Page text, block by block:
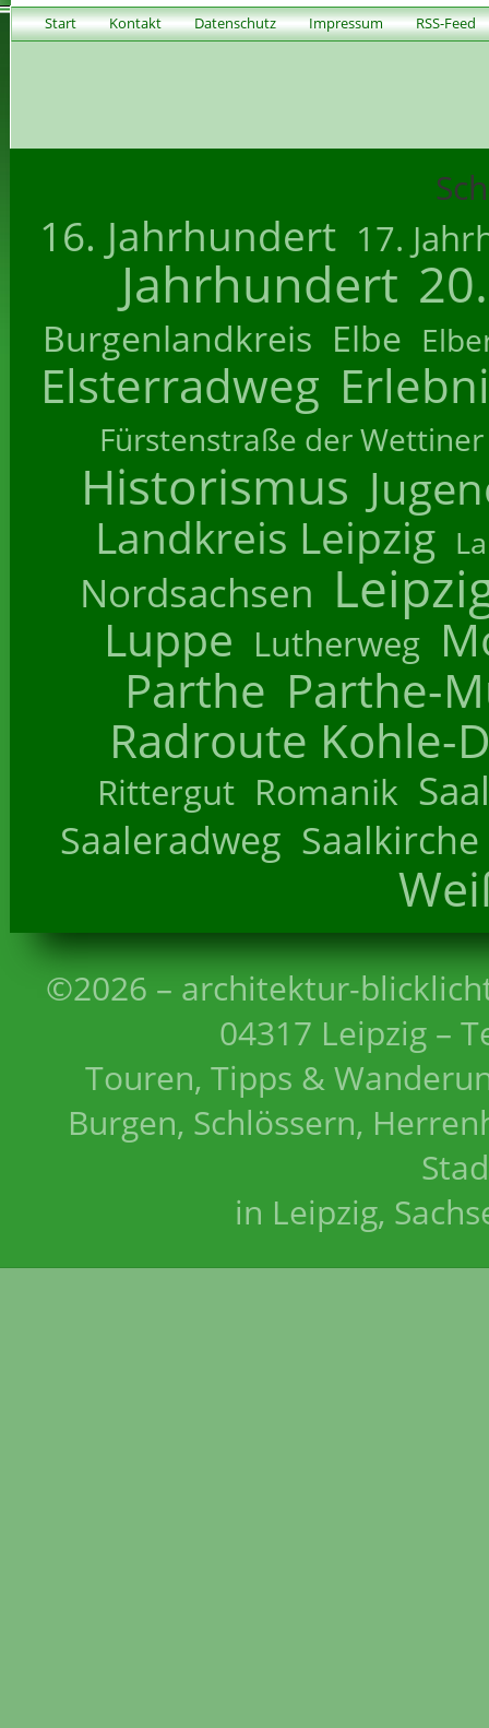
Start Kontakt Datenschutz Impressum RSS-Feed
16. Jahrhundert 17.
Jahrhundert
Burgenlandkreis Elbe
Elsterradweg
Fürstenstraße der Wettiner
Historismus
Landkreis Leipzig
Nordsachsen
Luppe Lutherweg
Parthe Parthe-
Radroute Kohle-
Rittergut Romanik
Saaleradweg Saalkirche
©2026 – architektur-
04317 Leipzig –
Touren, Tipps &
Burgen, Schlössern,
in Leipzig,